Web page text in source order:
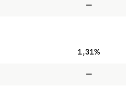
—
1,31%
—